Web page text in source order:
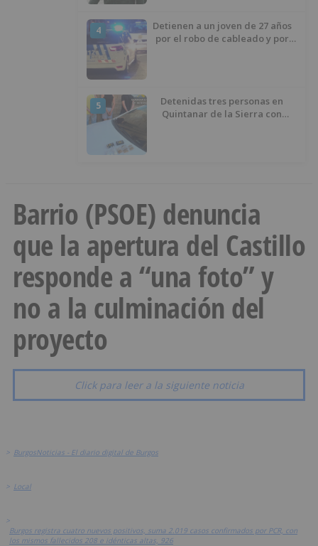
4
Detienen a un joven de 27 años
por el robo de cableado y por
5
Detenidas tres personas en
Quintanar de la Sierra con
Barrio (PSOE) denuncia
que la apertura del Castillo
responde a “una foto” y
no a la culminación del
proyecto
Click para leer a la siguiente noticia
> BurgosNoticias - El diario digital de Burgos
> Local
>
Burgos registra cuatro nuevos positivos, suma 2.019 casos confirmados por PCR, con
los mismos fallecidos 208 e idénticas altas, 926